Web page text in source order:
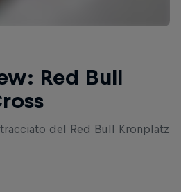
Red Bull
del Red Bull Kronplatz